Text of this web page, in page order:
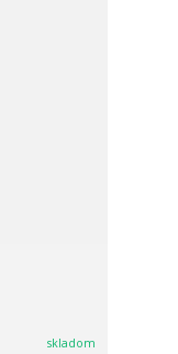
skladom